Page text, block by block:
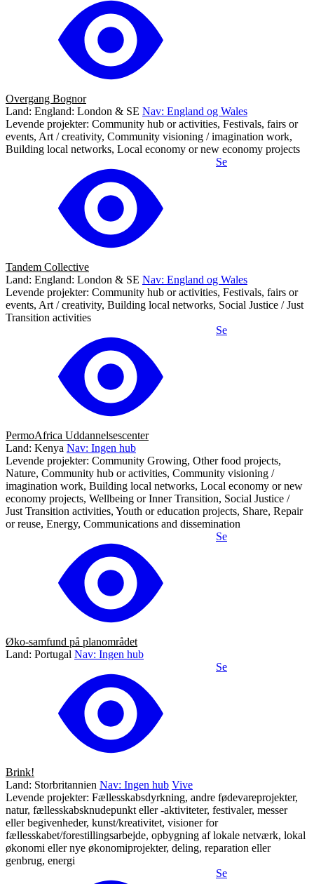
Overgang Bognor
Land: England: London & SE Nav: England og Wales
Levende projekter: Community hub or activities, Festivals, fairs or
events, Art / creativity, Community visioning / imagination work,
Building local networks, Local economy or new economy projects
Se
Tandem Collective
Land: England: London & SE Nav: England og Wales
Levende projekter: Community hub or activities, Festivals, fairs or
events, Art / creativity, Building local networks, Social Justice / Just
Transition activities
Se
PermoAfrica Uddannelsescenter
Land: Kenya Nav: Ingen hub
Levende projekter: Community Growing, Other food projects,
Nature, Community hub or activities, Community visioning /
imagination work, Building local networks, Local economy or new
economy projects, Wellbeing or Inner Transition, Social Justice /
Just Transition activities, Youth or education projects, Share, Repair
or reuse, Energy, Communications and dissemination
Se
Øko-samfund på planområdet
Land: Portugal Nav: Ingen hub
Se
Brink!
Land: Storbritannien Nav: Ingen hub Vive
Levende projekter: Fællesskabsdyrkning, andre fødevareprojekter,
natur, fællesskabsknudepunkt eller -aktiviteter, festivaler, messer
eller begivenheder, kunst/kreativitet, visioner for
fællesskabet/forestillingsarbejde, opbygning af lokale netværk, lokal
økonomi eller nye økonomiprojekter, deling, reparation eller
genbrug, energi
Se